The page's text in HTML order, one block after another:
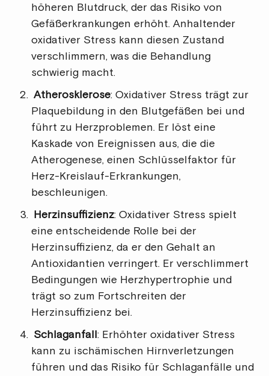
höheren Blutdruck, der das Risiko von
Gefäßerkrankungen erhöht. Anhaltender
oxidativer Stress kann diesen Zustand
verschlimmern, was die Behandlung
schwierig macht.
Atherosklerose: Oxidativer Stress trägt zur
Plaquebildung in den Blutgefäßen bei und
führt zu Herzproblemen. Er löst eine
Kaskade von Ereignissen aus, die die
Atherogenese, einen Schlüsselfaktor für
Herz-Kreislauf-Erkrankungen,
beschleunigen.
Herzinsuffizienz: Oxidativer Stress spielt
eine entscheidende Rolle bei der
Herzinsuffizienz, da er den Gehalt an
Antioxidantien verringert. Er verschlimmert
Bedingungen wie Herzhypertrophie und
trägt so zum Fortschreiten der
Herzinsuffizienz bei.
Schlaganfall: Erhöhter oxidativer Stress
kann zu ischämischen Hirnverletzungen
führen und das Risiko für Schlaganfälle und